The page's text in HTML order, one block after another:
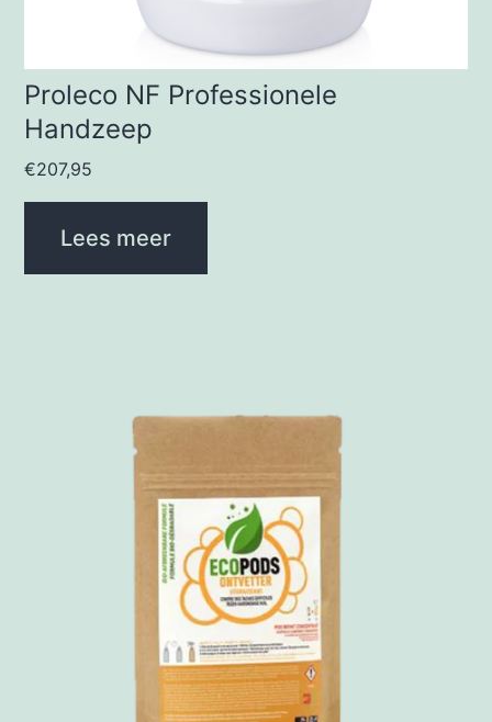
Proleco NF Professionele
Handzeep
€207,95
Lees meer